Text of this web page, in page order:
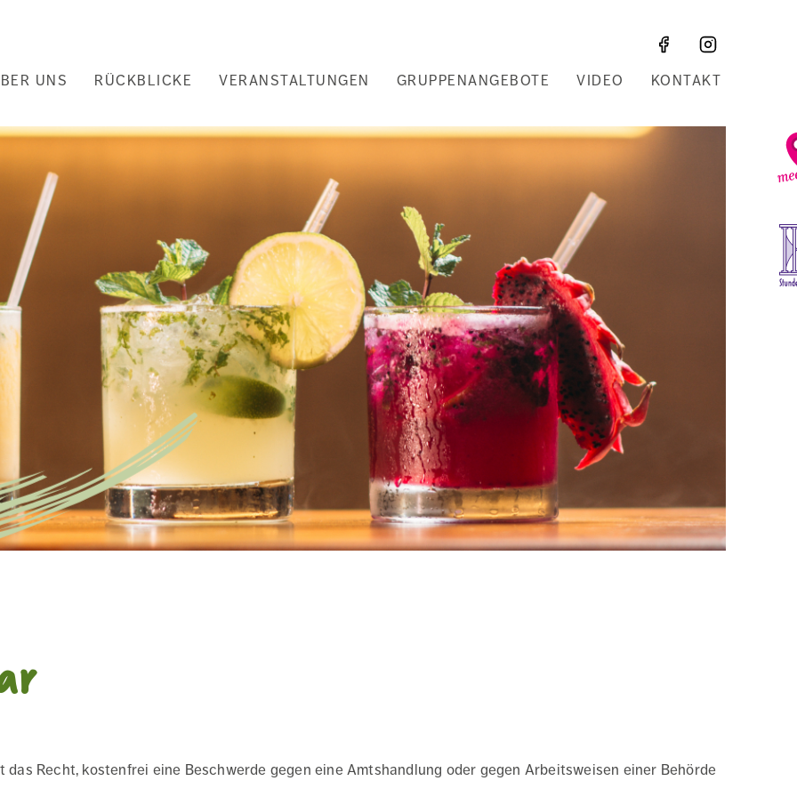
UNS RÜCKBLICKE VERANSTALTUNGEN GRUPPENANGEBOTE VIDEO KONTAKT
das Recht, kostenfrei eine Beschwerde gegen eine Amtshandlung oder gegen Arbeitsweisen einer Behörde